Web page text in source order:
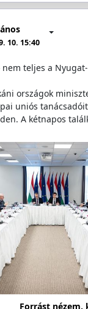
10. 15:40
nem teljes a
országok
uniós
A kétnapos
Forrást